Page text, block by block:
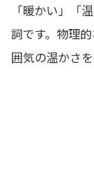
「暖かい」「
詞です。物理
囲気の温かさ